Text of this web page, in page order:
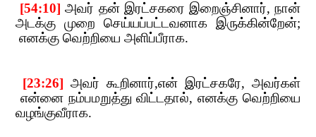
​​ [54:10] ​​அவர் தன் இரட்சகரை இறைஞ்சினார்,​​ நான்
அடக்கு முறை செய்யப்பட்டவனாக இருக்கின்றேன்;​​
எனக்கு வெற்றியை அளிப்பீராக.
​​ [23:26] ​​அவர் கூறினார்,என் இரட்சகரே,​​ அவர்கள்​​
என்னை நம்பமறுத்து விட்டதால்,​​ எனக்கு வெற்றியை
வழங்குவீராக.